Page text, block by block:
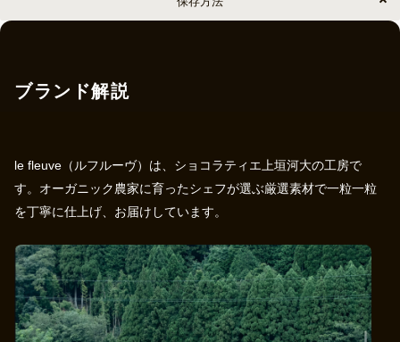
ブランド解説
le fleuve（ルフルーヴ）は、ショコラティエ上垣河大の工房で
す。オーガニック農家に育ったシェフが選ぶ厳選素材で一粒一粒
を丁寧に仕上げ、お届けしています。